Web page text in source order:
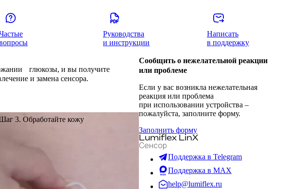
Руководства
и инструкции
Написать
в поддержку
глюкозы, и вы получите
и замена сенсора.
3. Обработайте кожу
Сообщить о нежелательной реакции
или проблеме
Если у вас возникла нежелательная
реакция или проблема
при использовании устройства –
пожалуйста, заполните форму.
Заполнить форму
Lumiflex LinX
Сенсор
Поддержка в Telegram
Поддержка в MAX
help@lumiflex.ru